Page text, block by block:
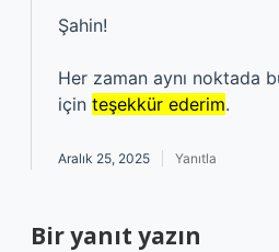
Şahin!
Her zaman aynı noktada
için teşekkür ederim.
Aralık 25, 2025 Yanıtla
Bir yanıt yazın